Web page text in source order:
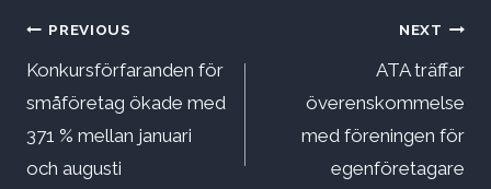
Inläggsnavigering
PREVIOUS
Konkursförfaranden för
småföretag ökade med
371 % mellan januari
och augusti
NEXT
ATA träffar
överenskommelse
med föreningen för
egenföretagare